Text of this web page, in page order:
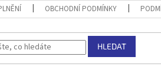
OBCHODNÍ PODMÍNKY
HLEDAT